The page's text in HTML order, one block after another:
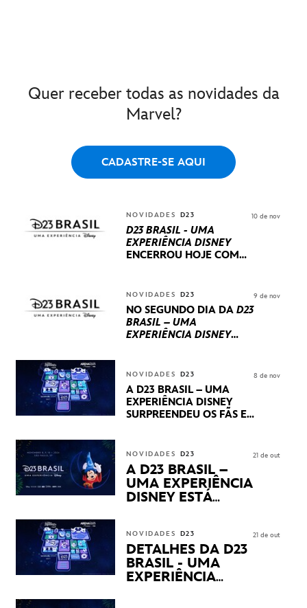
Quer receber todas as novidades da
Marvel?
CADASTRE-SE AQUI
NOVIDADES D23
D23 BRASIL - UMA
EXPERIÊNCIA DISNEY
ENCERROU HOJE COM
INTERNACIONAIS E
PRODUÇÕES BRASILEIRAS
10 de nov
NOVIDADES D23
NO SEGUNDO DIA DA D23
BRASIL – UMA
EXPERIÊNCIA DISNEY
STUDIOS REVELARAM
PRÉVIAS E NOVIDADES
DOS SEUS PRÓXIMOS
LANÇAMENTOS
9 de nov
NOVIDADES D23
A D23 BRASIL – UMA
EXPERIÊNCIA DISNEY
SURPREENDEU OS FÃS EM
APRESENTAÇÕES E
PRODUTOS EXCLUSIVOS
NO TRANSAMÉRICA EXPO
CENTER EM SÃO PAULO
8 de nov
NOVIDADES D23
A D23 BRASIL –
UMA EXPERIÊNCIA
DISNEY ESTÁ
21 de out
NOVIDADES D23
DETALHES DA D23
BRASIL - UMA
EXPERIÊNCIA
21 de out